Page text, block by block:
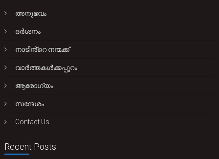
അനുഭവം
ദർശനം
നാടിൻ്റെ നന്മക്ക്
വാർത്തകൾക്കപ്പുറം
ആരോഗ്യം
സന്ദേശം
Contact Us
Recent Posts